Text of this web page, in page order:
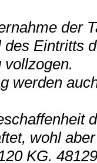
der
Eintritts
vollzogen.
werden
wohl
KG.